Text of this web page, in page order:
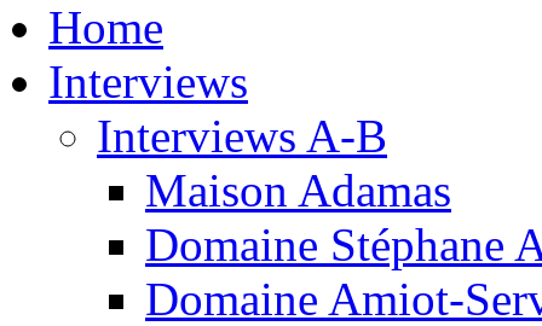
Home
Interviews
Interviews A-B
Maison Adamas
Domaine Stéphane
Domaine Amiot-